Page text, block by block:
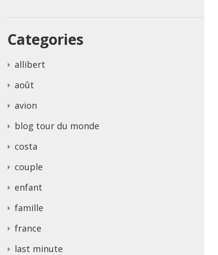
Categories
allibert
août
avion
blog tour du monde
costa
couple
enfant
famille
france
last minute